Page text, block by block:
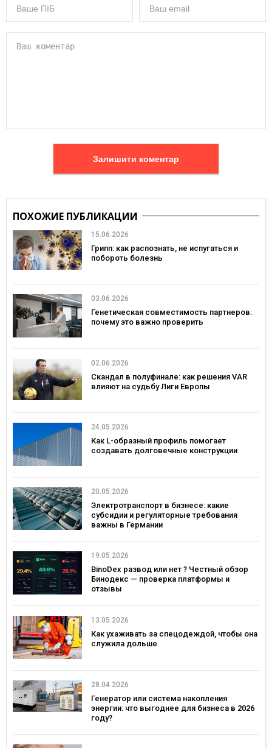
Залишити коментар
ПОХОЖИЕ ПУБЛИКАЦИИ
15.06.2026
Грипп: как распознать, не испугаться и
побороть болезнь
03.06.2026
Генетическая совместимость партнеров:
почему это важно проверить
02.06.2026
Скандал в полуфинале: как решения VAR
влияют на судьбу Лиги Европы
24.05.2026
Как L-образный профиль помогает
создавать долговечные конструкции
20.05.2026
Электротранспорт в бизнесе: какие
субсидии и регуляторные требования
важны в Германии
19.05.2026
BinoDex развод или нет ? Честный обзор
Бинодекс — проверка платформы и
отзывы
13.05.2026
Как ухаживать за спецодеждой, чтобы она
служила дольше
28.04.2026
Генератор или система накопления
энергии: что выгоднее для бизнеса в 2026
году?